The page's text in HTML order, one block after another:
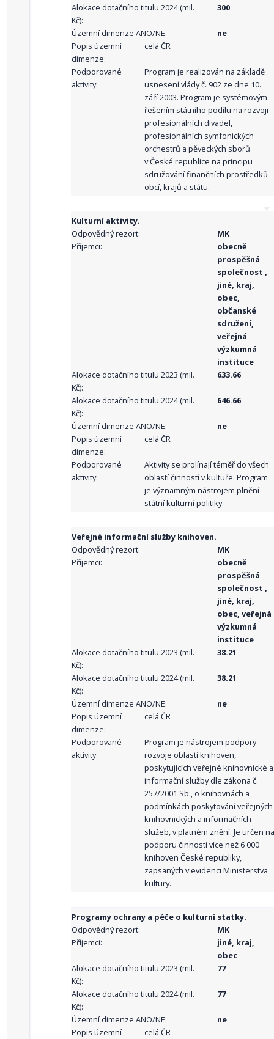
Alokace dotačního titulu 2024 (mil.
Kč):
300
Územní dimenze ANO/NE:
ne
Popis územní
dimenze:
celá ČR
Podporované
aktivity:
Program je realizován na základě
usnesení vlády č. 902 ze dne 10.
září 2003. Program je systémovým
řešením státního podílu na rozvoji
profesionálních divadel,
profesionálních symfonických
orchestrů a pěveckých sborů
v České republice na principu
sdružování finančních prostředků
obcí, krajů a státu.
Kulturní aktivity.
Odpovědný rezort:
MK
Příjemci:
obecně
prospěšná
společnost ,
jiné, kraj,
obec,
občanské
sdružení,
veřejná
výzkumná
instituce
Alokace dotačního titulu 2023 (mil.
Kč):
633.66
Alokace dotačního titulu 2024 (mil.
Kč):
646.66
Územní dimenze ANO/NE:
ne
Popis územní
dimenze:
celá ČR
Podporované
aktivity:
Aktivity se prolínají téměř do všech
oblastí činností v kultuře. Program
je významným nástrojem plnění
státní kulturní politiky.
Veřejné informační služby knihoven.
Odpovědný rezort:
MK
Příjemci:
obecně
prospěšná
společnost ,
jiné, kraj,
obec, veřejná
výzkumná
instituce
Alokace dotačního titulu 2023 (mil.
Kč):
38.21
Alokace dotačního titulu 2024 (mil.
Kč):
38.21
Územní dimenze ANO/NE:
ne
Popis územní
dimenze:
celá ČR
Podporované
aktivity:
Program je nástrojem podpory
rozvoje oblasti knihoven,
poskytujících veřejné knihovnické a
informační služby dle zákona č.
257/2001 Sb., o knihovnách a
podmínkách poskytování veřejných
knihovnických a informačních
služeb, v platném znění. Je určen na
podporu činnosti více než 6 000
knihoven České republiky,
zapsaných v evidenci Ministerstva
kultury.
Programy ochrany a péče o kulturní statky.
Odpovědný rezort:
MK
Příjemci:
jiné, kraj,
obec
Alokace dotačního titulu 2023 (mil.
Kč):
77
Alokace dotačního titulu 2024 (mil.
Kč):
77
Územní dimenze ANO/NE:
ne
Popis územní
celá ČR